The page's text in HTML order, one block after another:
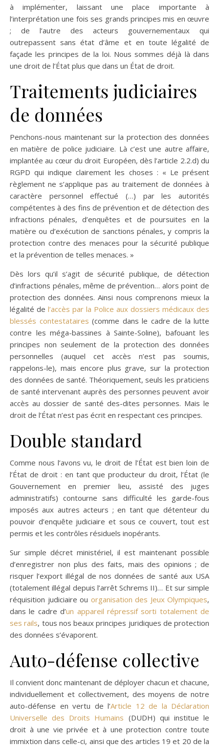
à implémenter, laissant une place importante à
l’interprétation une fois ses grands principes mis en œuvre
; de l’autre des acteurs gouvernementaux qui
outrepassent sans état d’âme et en toute légalité de
façade les principes de la loi. Nous sommes déjà là dans
une droit de l’État plus que dans un État de droit.
Traitements judiciaires
de données
Penchons-nous maintenant sur la protection des données
en matière de police judiciaire. Là c’est une autre affaire,
implantée au cœur du droit Européen, dès l’article 2.2.d) du
RGPD qui indique clairement les choses : « Le présent
règlement ne s’applique pas au traitement de données à
caractère personnel effectué (…) par les autorités
compétentes à des fins de prévention et de détection des
infractions pénales, d’enquêtes et de poursuites en la
matière ou d’exécution de sanctions pénales, y compris la
protection contre des menaces pour la sécurité publique
et la prévention de telles menaces. »
Dès lors qu’il s’agit de sécurité publique, de détection
d’infractions pénales, même de prévention… alors point de
protection des données. Ainsi nous comprenons mieux la
légalité de l’accès par la Police aux dossiers médicaux des
blessés contestataires (comme dans le cadre de la lutte
contre les méga-bassines à Sainte-Soline), bafouant les
principes non seulement de la protection des données
personnelles (auquel cet accès n’est pas soumis,
rappelons-le), mais encore plus grave, sur la protection
des données de santé. Théoriquement, seuls les praticiens
de santé intervenant auprès des personnes peuvent avoir
accès au dossier de santé des-dites personnes. Mais le
droit de l’État n’est pas écrit en respectant ces principes.
Double standard
Comme nous l’avons vu, le droit de l’État est bien loin de
l’État de droit : en tant que producteur du droit, l’État (le
Gouvernement en premier lieu, assisté des juges
administratifs) contourne sans difficulté les garde-fous
imposés aux autres acteurs ; en tant que détenteur du
pouvoir d’enquête judiciaire et sous ce couvert, tout est
permis et les contrôles résiduels inopérants.
Sur simple décret ministériel, il est maintenant possible
d’enregistrer non plus des faits, mais des opinions ; de
risquer l’export illégal de nos données de santé aux USA
(totalement illégal depuis l’arrêt Schrems II)… Et sur simple
réquisition judiciaire ou organisation des Jeux Olympiques,
dans le cadre d’un appareil répressif sorti totalement de
ses rails, tous nos beaux principes juridiques de protection
des données s’évaporent.
Auto-défense collective
Il convient donc maintenant de déployer chacun et chacune,
individuellement et collectivement, des moyens de notre
auto-défense en vertu de l’Article 12 de la Déclaration
Universelle des Droits Humains (DUDH) qui institue le
droit à une vie privée et à une protection contre toute
immixtion dans celle-ci, ainsi que des articles 19 et 20 de la